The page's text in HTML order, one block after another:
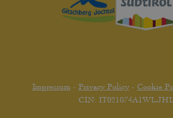
Impressum- Privacy Policy- Cookie
CIN: